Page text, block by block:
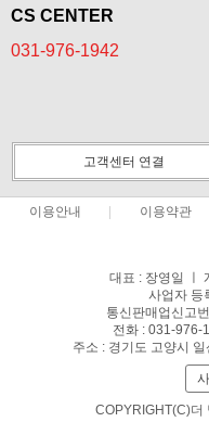
CS CENTER
031-976-1942
고객센터 연결
이용안내 이용약관
대표 : 장영일 ㅣ
사업자 등
통신판매업신고
전화 : 031-976-
주소 : 경기도 고양시
COPYRIGHT(C)더